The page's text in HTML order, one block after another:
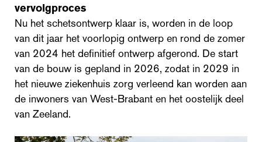
vervolgproces
Nu het schetsontwerp klaar is, worden in de loop
van dit jaar het voorlopig ontwerp en rond de zomer
van 2024 het definitief ontwerp afgerond. De start
van de bouw is gepland in 2026, zodat in 2029 in
het nieuwe ziekenhuis zorg verleend kan worden aan
de inwoners van West-Brabant en het oostelijk deel
van Zeeland.